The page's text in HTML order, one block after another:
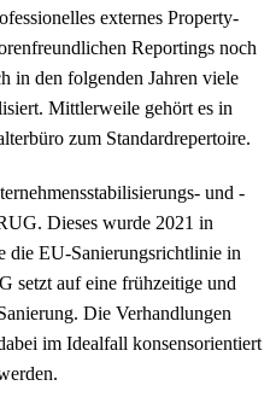
externes Property-
Reportings noch
in den folgenden Jahren viele
Mittlerweile gehört es in
zum Standardrepertoire.
und -
Dieses wurde 2021 in
die EU-Sanierungsrichtlinie in
setzt auf eine frühzeitige und
Die Verhandlungen
im Idealfall konsensorientiert